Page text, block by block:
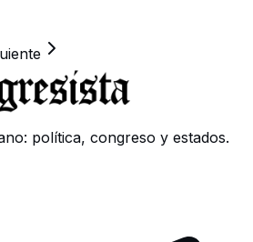
política, congreso y estados.